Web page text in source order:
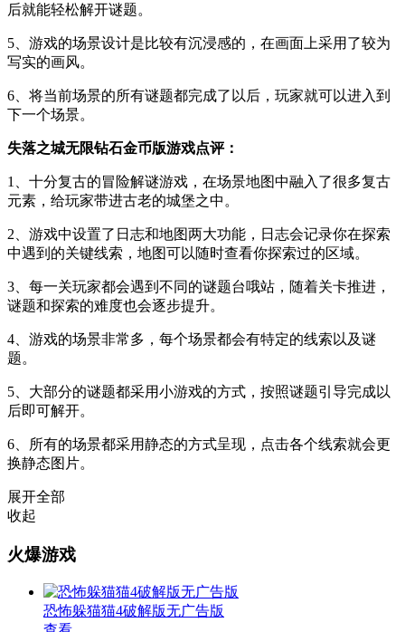
后就能轻松解开谜题。
5、游戏的场景设计是比较有沉浸感的，在画面上采用了较为
写实的画风。
6、将当前场景的所有谜题都完成了以后，玩家就可以进入到
下一个场景。
失落之城无限钻石金币版游戏点评：
1、十分复古的冒险解谜游戏，在场景地图中融入了很多复古
元素，给玩家带进古老的城堡之中。
2、游戏中设置了日志和地图两大功能，日志会记录你在探索
中遇到的关键线索，地图可以随时查看你探索过的区域。
3、每一关玩家都会遇到不同的谜题台哦站，随着关卡推进，
谜题和探索的难度也会逐步提升。
4、游戏的场景非常多，每个场景都会有特定的线索以及谜
题。
5、大部分的谜题都采用小游戏的方式，按照谜题引导完成以
后即可解开。
6、所有的场景都采用静态的方式呈现，点击各个线索就会更
换静态图片。
展开全部
收起
火爆游戏
恐怖躲猫猫4破解版无广告版